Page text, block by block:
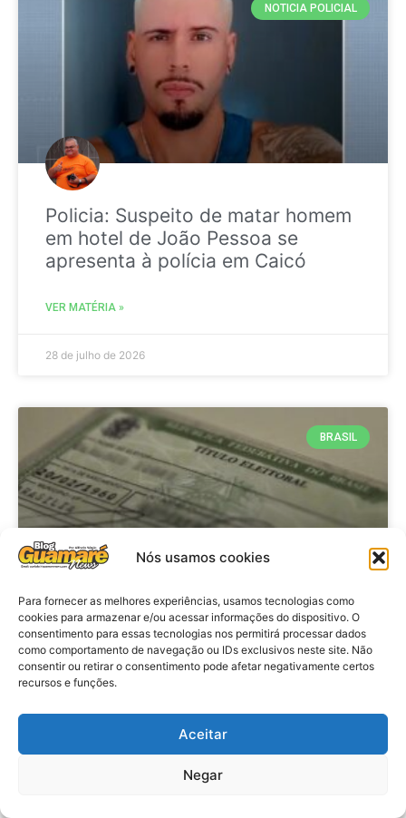
Nós usamos cookies
Para fornecer as melhores experiências, usamos tecnologias como
cookies para armazenar e/ou acessar informações do dispositivo. O
consentimento para essas tecnologias nos permitirá processar dados
como comportamento de navegação ou IDs exclusivos neste site. Não
consentir ou retirar o consentimento pode afetar negativamente certos
recursos e funções.
Aceitar
Negar
NOTICIA POLICIAL
Policia: Suspeito de matar homem
em hotel de João Pessoa se
apresenta à polícia em Caicó
VER MATÉRIA »
28 de julho de 2026
BRASIL
Brasil: Policia Federal investiga
753 casos de crimes eleitorais
antes das eleições